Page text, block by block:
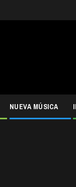
NUEVA MÚSICA